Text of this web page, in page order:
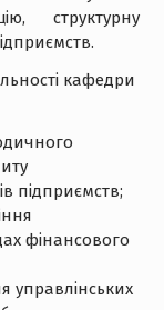
структурну
кафедри
підприємств;
фінансового
управлінських